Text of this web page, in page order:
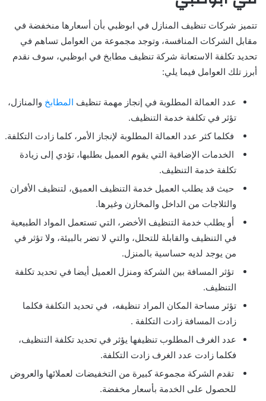
تتميز شركات تنظيف المنازل في ابوظبي بأن أسعارها منخفضة في
مقابل الشركات المنافسة، وتوجد مجموعة من العوامل تساهم في
تحديد تكلفة الاستعانة شركة تنظيف مطابخ في ابوظبي، سوف نقدم
أبرز تلك العوامل فيما يلي:
عدد العمالة المطلوبة في إنجاز مهمة تنظيف المطابخ والمنازل،
تؤثر في تكلفة خدمة التنظيف.
فكلما كثر عدد العمالة المطلوبة لإنجاز الأمر، كلما زادت التكلفة.
الخدمات الإضافية التي يقوم العميل بطلبها، تؤدي إلى زيادة
تكلفة خدمة التنظيف.
حيث قد يطلب العميل خدمة التنظيف العميق، لتنظيف الأفران
والثلاجات من الداخل والمخازن وغيرها.
أو يطلب خدمة التنظيف الأخضر، التي تستعمل المواد الطبيعية
في التنظيف والقابلة للتحلل، والتي لا تضر بالبيئة، ولا تؤثر في
من يوجد لديه حساسية بالمنزل.
تؤثر المسافة بين الشركة ومنزل العميل أيضا في تحديد تكلفة
التنظيف.
تؤثر مساحة المكان المراد تنظيفه، في تحديد التكلفة فكلما
زادت المسافة زادت التكلفة .
عدد الغرف المطلوب تنظيفها يؤثر في تحديد تكلفة التنظيف،
فكلما زادت عدد الغرف زادت التكلفة.
تقدم الشركة مجموعة كبيرة من التخفيضات لعملائها والعروض
للحصول على الخدمة بأسعار مخفضة.